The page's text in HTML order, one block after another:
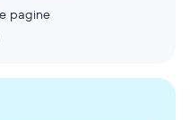
pagine